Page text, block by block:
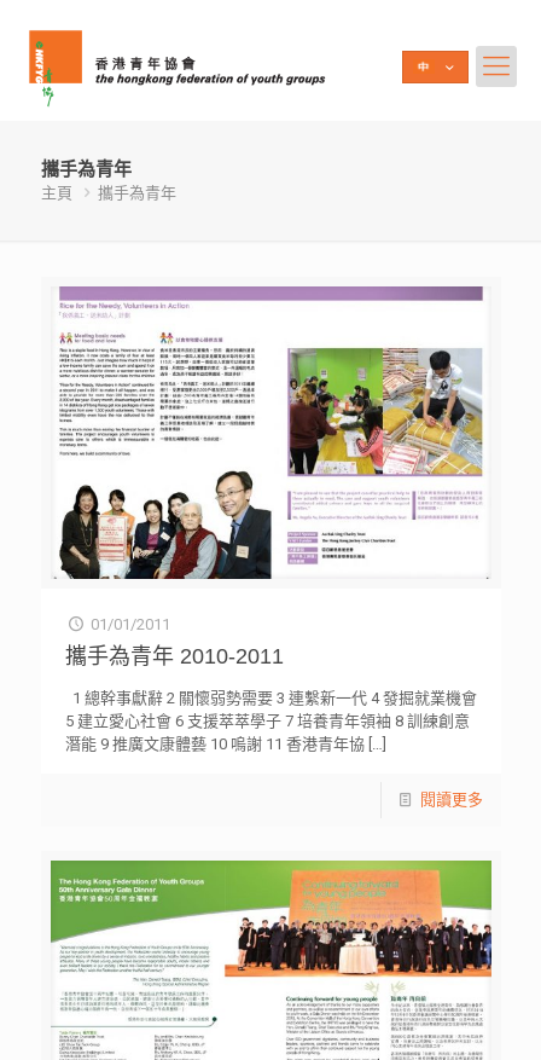
攜手為青年
主頁 攜手為青年
01/01/2011
攜手為青年 2010-2011
1 總幹事獻辭 2 關懷弱勢需要 3 連繫新一代 4 發掘就業機會
5 建立愛心社會 6 支援萃萃學子 7 培養青年領袖 8 訓練創意
潛能 9 推廣文康體藝 10 嗚謝 11 香港青年協[…]
閱讀更多